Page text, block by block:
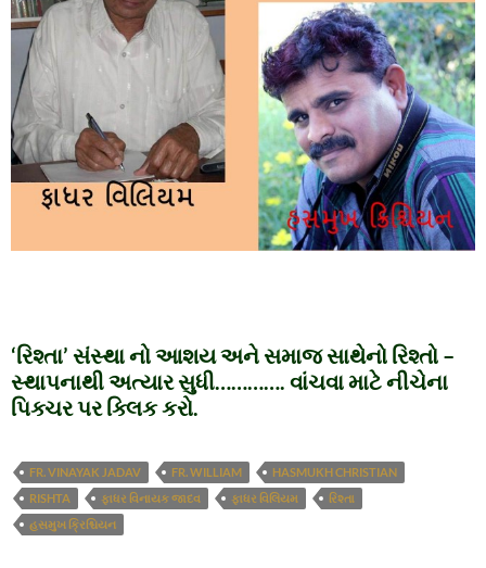
‘રિશ્તા’ સંસ્થા નો આશય અને સમાજ સાથેનો રિશ્તો –
સ્થાપનાથી અત્યાર સુધી…………. વાંચવા માટે નીચેના
પિક્ચર પર ક્લિક કરો.
FR. VINAYAK JADAV FR. WILLIAM
HASMUKH CHRISTIAN
RISHTA
ફાધર વિનાયક જાદવ ફાધર વિલિયમ
રિશ્તા
હસમુખ ક્રિશ્ચિયન